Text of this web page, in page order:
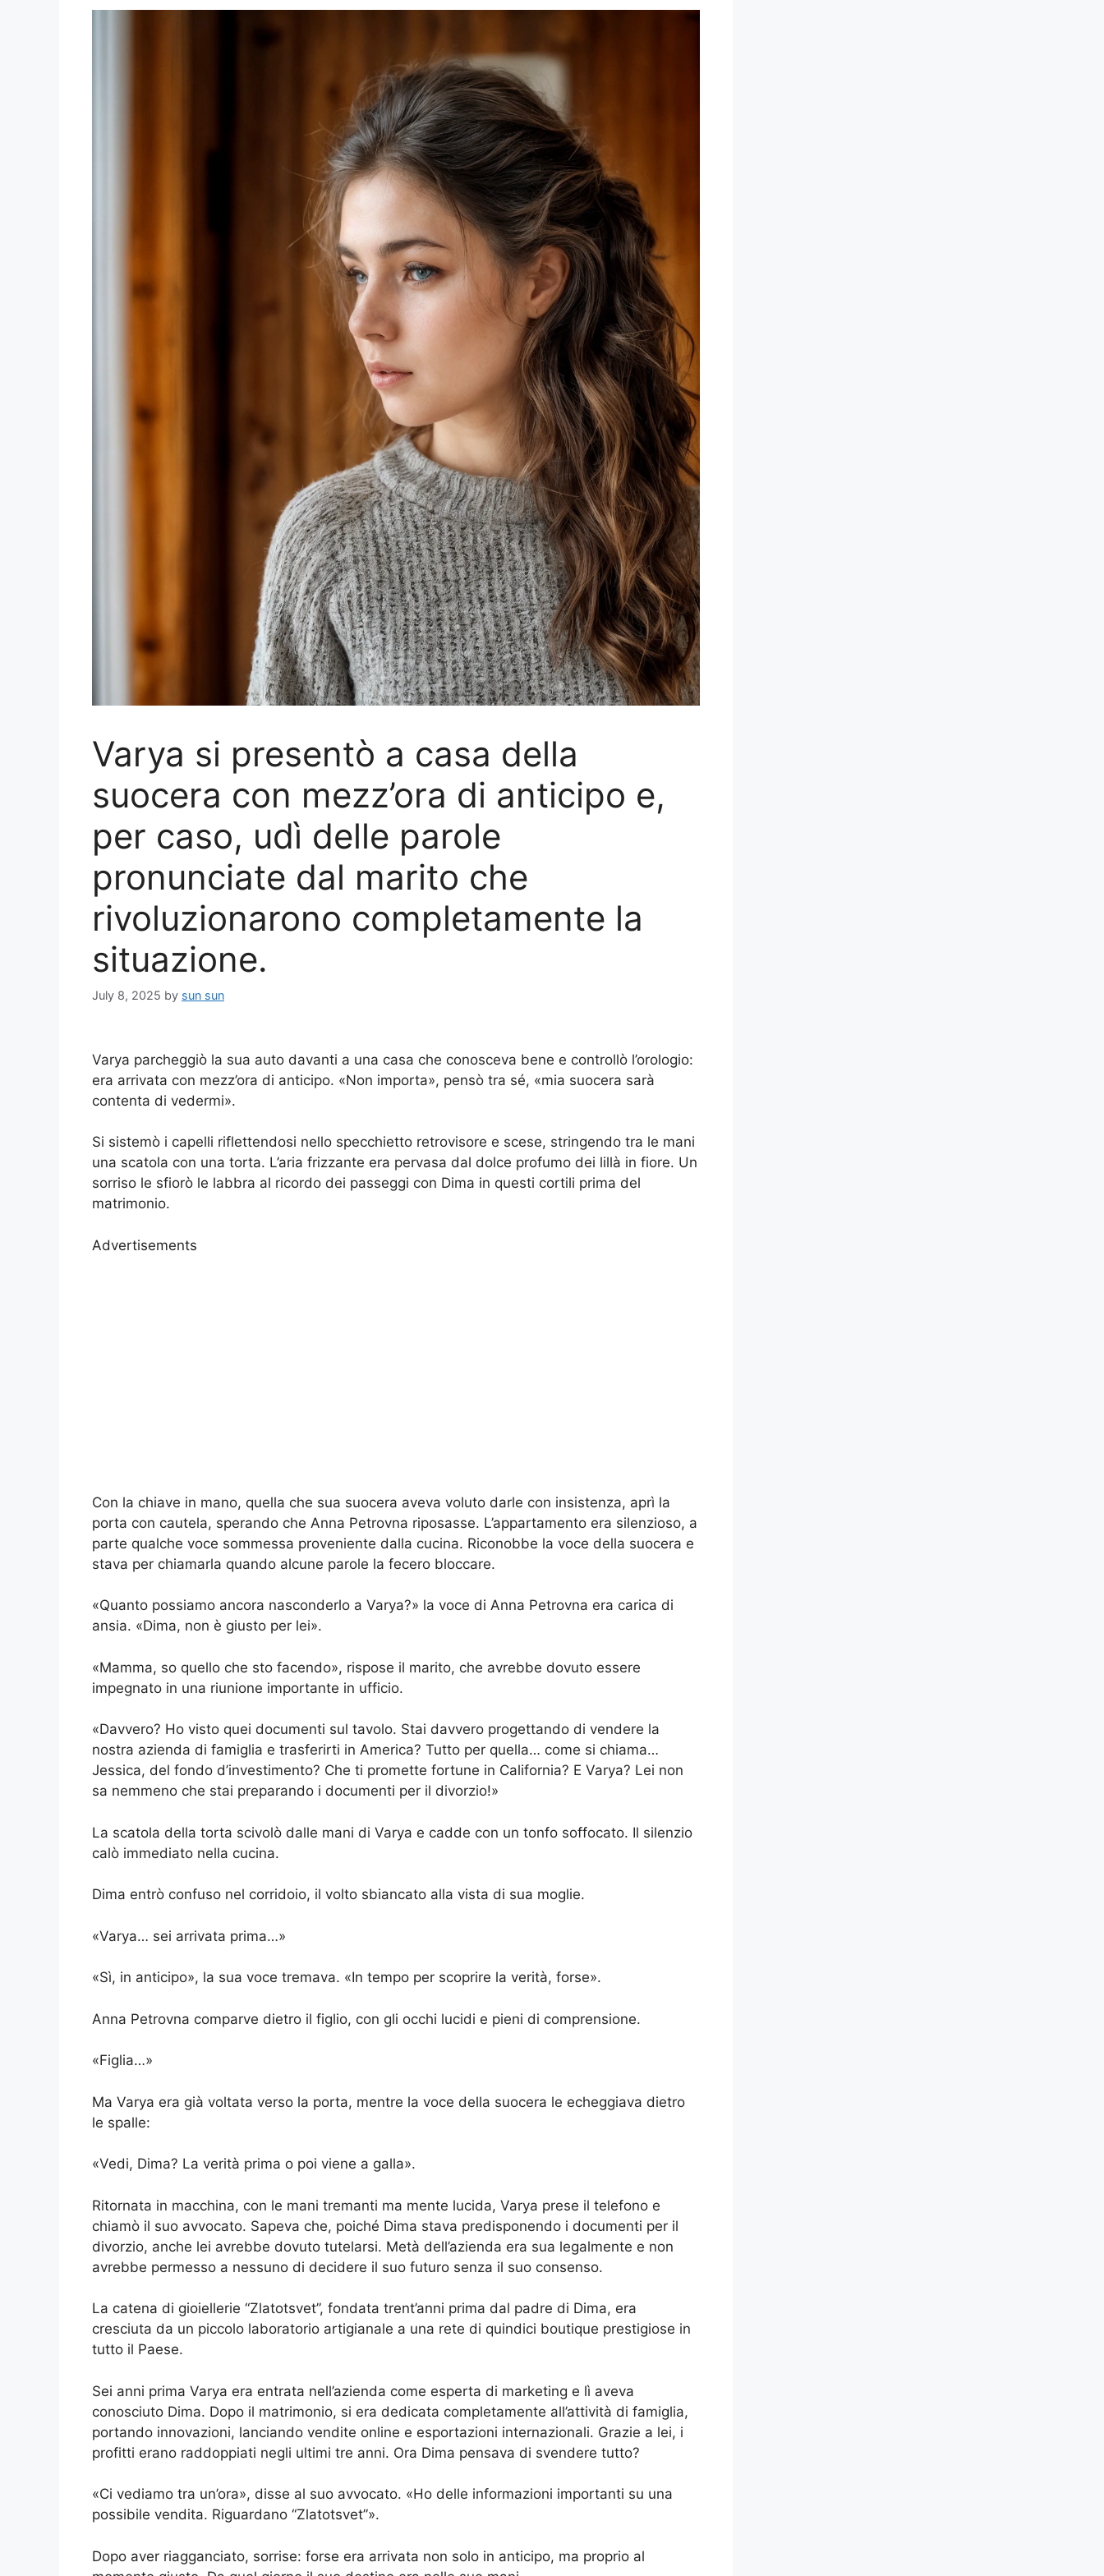
Varya si presentò a casa della
suocera con mezz’ora di anticipo e,
per caso, udì delle parole
pronunciate dal marito che
rivoluzionarono completamente la
situazione.
July 8, 2025 by sun sun
Varya parcheggiò la sua auto davanti a una casa che conosceva bene e controllò l’orologio:
era arrivata con mezz’ora di anticipo. «Non importa», pensò tra sé, «mia suocera sarà
contenta di vedermi».
Si sistemò i capelli riflettendosi nello specchietto retrovisore e scese, stringendo tra le mani
una scatola con una torta. L’aria frizzante era pervasa dal dolce profumo dei lillà in fiore. Un
sorriso le sfiorò le labbra al ricordo dei passeggi con Dima in questi cortili prima del
matrimonio.
Advertisements
Con la chiave in mano, quella che sua suocera aveva voluto darle con insistenza, aprì la
porta con cautela, sperando che Anna Petrovna riposasse. L’appartamento era silenzioso, a
parte qualche voce sommessa proveniente dalla cucina. Riconobbe la voce della suocera e
stava per chiamarla quando alcune parole la fecero bloccare.
«Quanto possiamo ancora nasconderlo a Varya?» la voce di Anna Petrovna era carica di
ansia. «Dima, non è giusto per lei».
«Mamma, so quello che sto facendo», rispose il marito, che avrebbe dovuto essere
impegnato in una riunione importante in ufficio.
«Davvero? Ho visto quei documenti sul tavolo. Stai davvero progettando di vendere la
nostra azienda di famiglia e trasferirti in America? Tutto per quella… come si chiama…
Jessica, del fondo d’investimento? Che ti promette fortune in California? E Varya? Lei non
sa nemmeno che stai preparando i documenti per il divorzio!»
La scatola della torta scivolò dalle mani di Varya e cadde con un tonfo soffocato. Il silenzio
calò immediato nella cucina.
Dima entrò confuso nel corridoio, il volto sbiancato alla vista di sua moglie.
«Varya… sei arrivata prima…»
«Sì, in anticipo», la sua voce tremava. «In tempo per scoprire la verità, forse».
Anna Petrovna comparve dietro il figlio, con gli occhi lucidi e pieni di comprensione.
«Figlia…»
Ma Varya era già voltata verso la porta, mentre la voce della suocera le echeggiava dietro
le spalle:
«Vedi, Dima? La verità prima o poi viene a galla».
Ritornata in macchina, con le mani tremanti ma mente lucida, Varya prese il telefono e
chiamò il suo avvocato. Sapeva che, poiché Dima stava predisponendo i documenti per il
divorzio, anche lei avrebbe dovuto tutelarsi. Metà dell’azienda era sua legalmente e non
avrebbe permesso a nessuno di decidere il suo futuro senza il suo consenso.
La catena di gioiellerie “Zlatotsvet”, fondata trent’anni prima dal padre di Dima, era
cresciuta da un piccolo laboratorio artigianale a una rete di quindici boutique prestigiose in
tutto il Paese.
Sei anni prima Varya era entrata nell’azienda come esperta di marketing e lì aveva
conosciuto Dima. Dopo il matrimonio, si era dedicata completamente all’attività di famiglia,
portando innovazioni, lanciando vendite online e esportazioni internazionali. Grazie a lei, i
profitti erano raddoppiati negli ultimi tre anni. Ora Dima pensava di svendere tutto?
«Ci vediamo tra un’ora», disse al suo avvocato. «Ho delle informazioni importanti su una
possibile vendita. Riguardano “Zlatotsvet”».
Dopo aver riagganciato, sorrise: forse era arrivata non solo in anticipo, ma proprio al